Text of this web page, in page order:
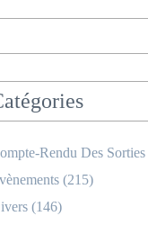
Rendu Des Sorties
(215)
(146)